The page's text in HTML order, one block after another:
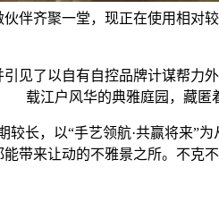
伴齐聚一堂，现正在使用相
了以自有自控品牌计谋帮力外
载江户风华的典雅庭园，藏匿
，以“手艺领航·共赢将来”为
带来让动的不雅景之所。不克